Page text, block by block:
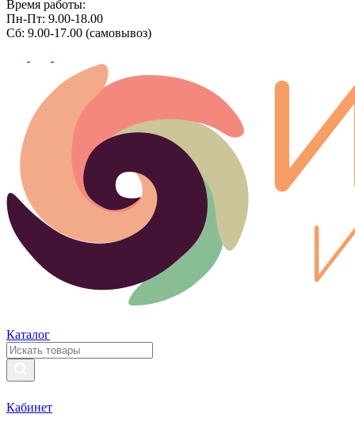
Время работы:
Пн-Пт: 9.00-18.00
Сб: 9.00-17.00 (самовывоз)
Каталог
Кабинет